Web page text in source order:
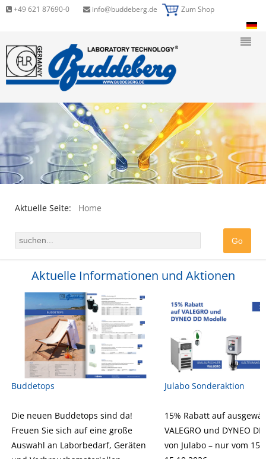
+49 621 87690-0 info@buddeberg.de Zum Shop
Aktuelle Seite: Home
Aktuelle Informationen und Aktionen
Buddetops
Die neuen Buddetops sind da!
Freuen Sie sich auf eine große
Auswahl an Laborbedarf, Geräten
Julabo Sonderaktion
15% Rabatt auf
VALEGRO und DYNEO
von Julabo – nur vom